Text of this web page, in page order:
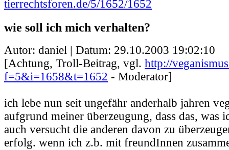
tierrechtsforen.de/5/1652/1652
wie soll ich mich verhalten?
Autor: daniel | Datum: 29.10.2003 19:02:10
[Achtung, Troll-Beitrag, vgl. http://
f=5&i=1658&t=1652 - Moderator]
ich lebe nun seit ungefähr anderhalb jahren
aufgrund meiner überzeugung, dass das, was
auch versucht die anderen davon zu
erfolg. wenn ich z.b. mit freundInnen